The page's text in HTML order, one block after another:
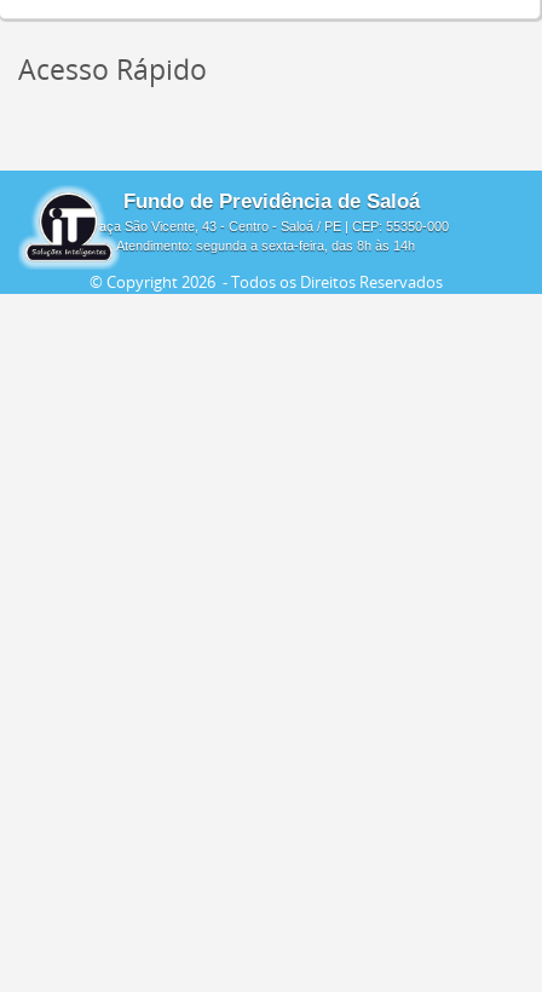
Acesso Rápido
Fundo de Previdência de Saloá
Praça São Vicente, 43 - Centro - Saloá / PE | CEP: 55350-000
Atendimento: segunda a sexta-feira, das 8h às 14h
© Copyright2026 - Todos os Direitos Reservados